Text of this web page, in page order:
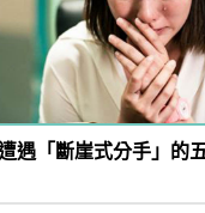
遇「斷崖式分手」的